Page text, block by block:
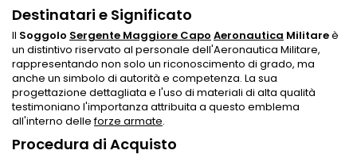
Destinatari e Significato
Il Soggolo Sergente Maggiore Capo Aeronautica Militareè
un distintivo riservato al personale dell'Aeronautica Militare,
rappresentando non solo un riconoscimento di grado, ma
anche un simbolo di autorità e competenza. La sua
progettazione dettagliata e l'uso di materiali di alta qualità
testimoniano l'importanza attribuita a questo emblema
all'interno delleforze armate.
Procedura di Acquisto